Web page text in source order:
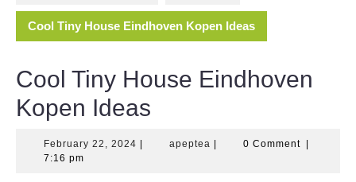
Cool Tiny House Eindhoven Kopen Ideas
Cool Tiny House Eindhoven
Kopen Ideas
February 22, 2024 Februaryapeptea apeptea0 Comment
7:16 pm